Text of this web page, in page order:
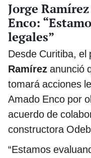
Jorge
Enco:
legales”
Desde Curitiba, el
Ramírez anunció
tomará acciones
Amado Enco por
acuerdo de
constructora
“Estamos